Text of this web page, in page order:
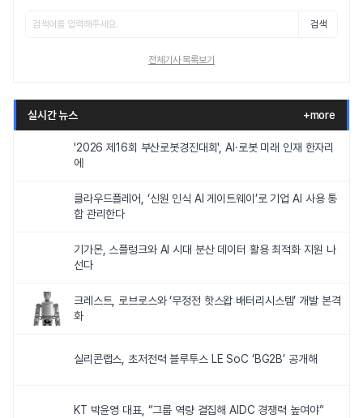
검색
전체기사 목록보기
실시간 뉴스 +more
'2026 제16회 부산로봇경진대회', AI·로봇 미래 인재 한자리
에
클라우드플레어, ‘신원 인식 AI 게이트웨이’로 기업 AI 사용 통
합 관리한다
기가몬, 스플렁크와 AI 시대 분산 데이터 활용 최적화 지원 나
선다
크레스트, 로브로스와 ‘무정전 핫스왑 배터리시스템’ 개발 본격
화
실리콘랩스, 초저전력 블루투스 LE SoC ‘BG2B’ 공개해
KT 박윤영 대표, “그룹 역량 결집해 AIDC 경쟁력 높여야”